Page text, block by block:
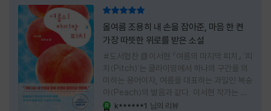
올여름 조용히 내 손을 잡아준, 마음 한 켠
가장 따뜻한 위로를 받은 소설
#도서협찬 📗이서현 『여름의 마지막 피치』 '피
치(Pitch)'는 클라이밍에서 하나의 구간을 의
미하는 용어이자, 여름을 대표하는 과일인 복숭
아(Peach)의 발음과 같다. 이서현 작가는 이
중의적인 제목 안에 소설이 전하고 싶은 메시지
k******1 님의 리뷰